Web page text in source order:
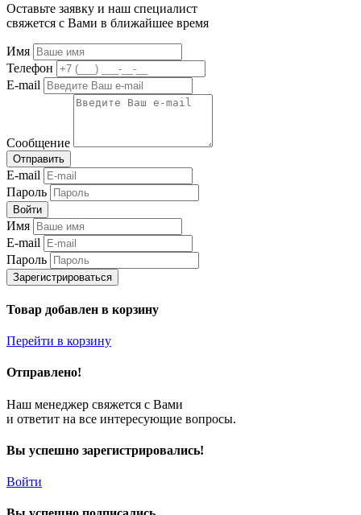
Оставьте заявку и наш специалист
свяжется с Вами в ближайшее время
Имя
Телефон
E-mail
Сообщение
Отправить
E-mail
Пароль
Войти
Имя
E-mail
Пароль
Зарегистрироваться
Товар добавлен в корзину
Перейти в корзину
Отправлено!
Наш менеджер свяжется с Вами
и ответит на все интересующие вопросы.
Вы успешно зарегистрировались!
Войти